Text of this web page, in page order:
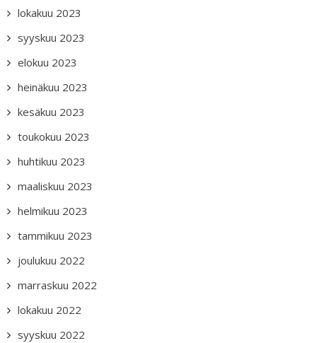
lokakuu 2023
syyskuu 2023
elokuu 2023
heinäkuu 2023
kesäkuu 2023
toukokuu 2023
huhtikuu 2023
maaliskuu 2023
helmikuu 2023
tammikuu 2023
joulukuu 2022
marraskuu 2022
lokakuu 2022
syyskuu 2022